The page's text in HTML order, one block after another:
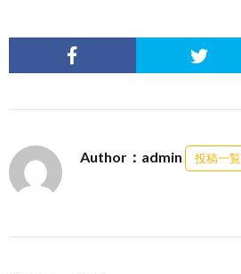
Author：admin 投稿一覧